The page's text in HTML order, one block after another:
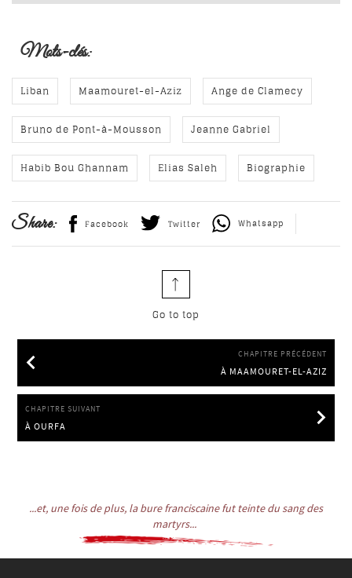
Mots-clés:
Liban Maamouret-el-Aziz Ange de Clamecy
Bruno de Pont-à-Mousson Jeanne Gabriel
Habib Bou Ghannam Elias Saleh Biographie
Share: Facebook Twitter Whatsapp
Go to top
CHAPITRE PRÉCÉDENT
À MAAMOURET-EL-AZIZ
À MAAMOURET-EL-AZIZ
CHAPITRE SUIVANT
À OURFA
À OURFA
...et, une fois de plus, la bure franciscaine fut teinte du sang des
martyrs...